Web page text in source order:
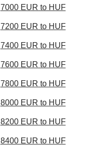
7000 EUR to HUF
7200 EUR to HUF
7400 EUR to HUF
7600 EUR to HUF
7800 EUR to HUF
8000 EUR to HUF
8200 EUR to HUF
8400 EUR to HUF